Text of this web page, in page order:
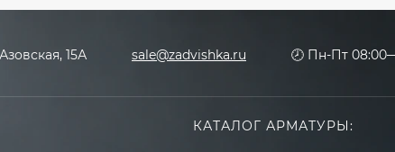
15А sale@zadvishka.ru 🕗 Пн-Пт
КАТАЛОГ АРМАТУРЫ: